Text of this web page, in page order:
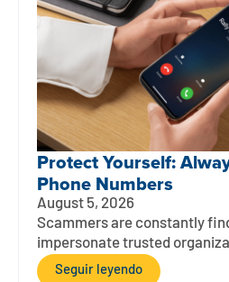
Protect Yourself:
Phone Numbers
August 5, 2026
Scammers are constantly
impersonate trusted
Seguir leyendo